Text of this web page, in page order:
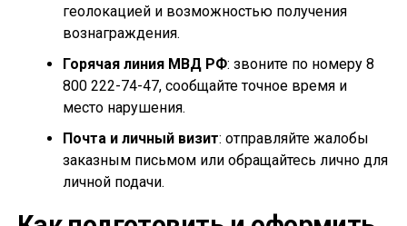
геолокацией и возможностью получения
вознаграждения.
Горячая линия МВД РФ: звоните по номеру 8
800 222-74-47, сообщайте точное время и
место нарушения.
Почта и личный визит: отправляйте жалобы
заказным письмом или обращайтесь лично для
личной подачи.